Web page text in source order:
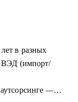
в разных
ВЭД (импорт/
аутсорсинге —